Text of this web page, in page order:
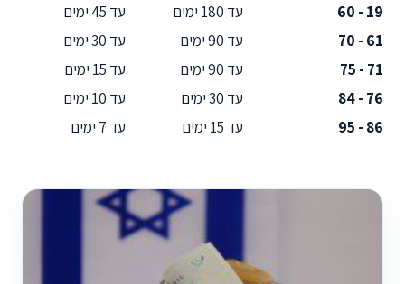
19 - 60
עד 180 ימים
עד 45 ימים
61 - 70
עד 90 ימים
עד 30 ימים
71 - 75
עד 90 ימים
עד 15 ימים
76 - 84
עד 30 ימים
עד 10 ימים
86 - 95
עד 15 ימים עד 7 ימים